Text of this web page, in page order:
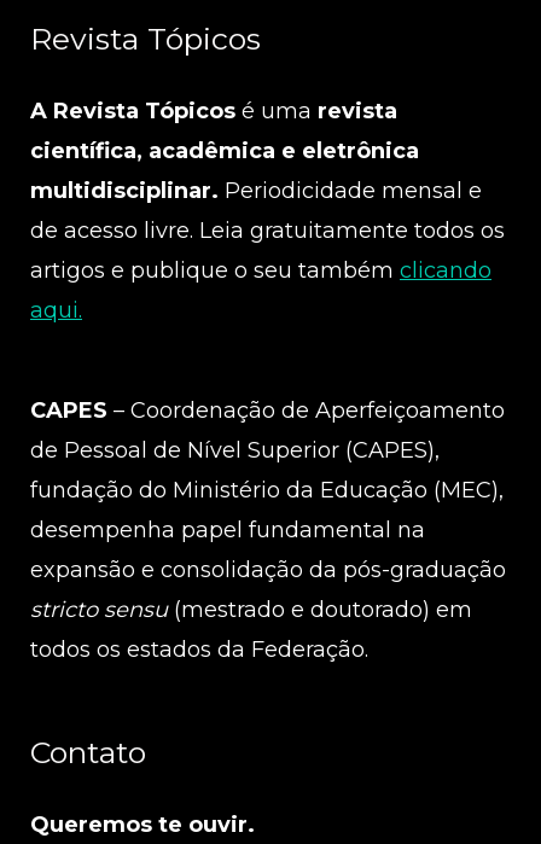
Revista Tópicos
A Revista Tópicos é uma revista
científica, acadêmica e eletrônica
multidisciplinar. Periodicidade mensal e
de acesso livre. Leia gratuitamente todos os
artigos e publique o seu também clicando
aqui.
CAPES – Coordenação de Aperfeiçoamento
de Pessoal de Nível Superior (CAPES),
fundação do Ministério da Educação (MEC),
desempenha papel fundamental na
expansão e consolidação da pós-graduação
stricto sensu(mestrado e doutorado) em
todos os estados da Federação.
Contato
Queremos te ouvir.